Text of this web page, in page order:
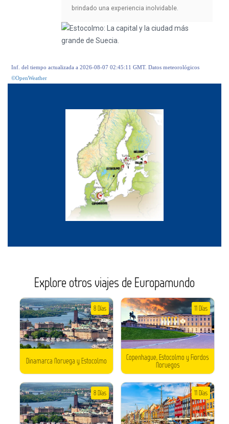
brindado una experiencia inolvidable.
Inf. del tiempo actualizada a 2026-08-07 02:45:11 GMT. Datos meteorológicos
©OpenWeather
Explore otros viajes de Europamundo
Dinamarca Noruega y Estocolmo
8 Días
Copenhague, Estocolmo y Fiordos
Noruegos
11 Días
8 Días 11 Días